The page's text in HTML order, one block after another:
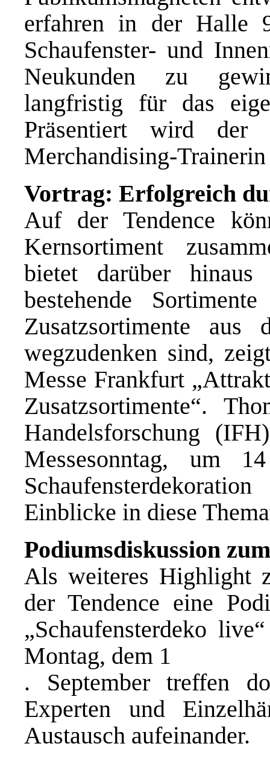
erfahren in der Halle
Schaufenster- und
Neukunden zu
langfristig für das
Präsentiert wird der
Merchandising-
Vortrag: Erfolgreich
Auf der Tendence
Kernsortiment
bietet darüber
bestehende
Zusatzsortimente aus
wegzudenken sind,
Messe Frankfurt
Zusatzsortimente“.
Handelsforschung
Messesonntag, um
Einblicke in diese
Podiumsdiskussion
Als weiteres Highlight
der Tendence eine
„Schaufensterdeko
Montag, dem 1
. September treffen
Experten und
Austausch aufeinander.